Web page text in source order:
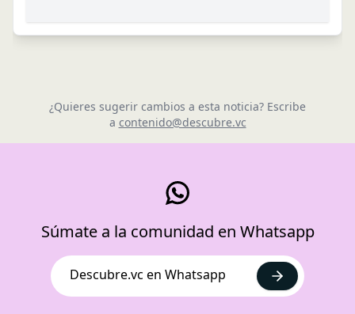
¿Quieres sugerir cambios a esta noticia? Escribe
a contenido@descubre.vc
Súmate a la comunidad en Whatsapp
Descubre.vc en Whatsapp